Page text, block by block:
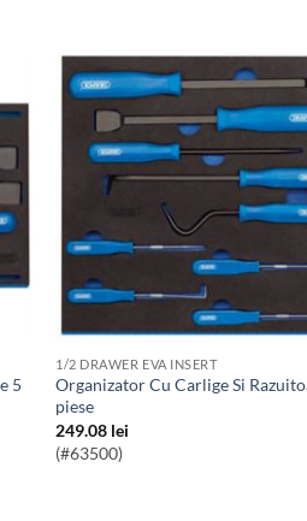
1/2 DRAWER EVA INSERT
Organizator Cu Carlige Si Razuitoare 9
piese
249.08 lei
(#63500)